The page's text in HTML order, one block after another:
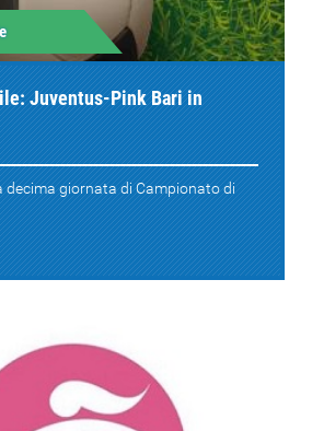
Juventus-Pink Bari in
decima giornata di Campionato di